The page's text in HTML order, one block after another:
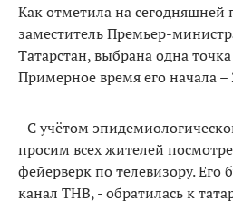
Как отметила на
заместитель Премьер-
Татарстан, выбрана одна
Примерное время его начала –
- С учётом
просим всех жителей
фейерверк по телевизору. Его
канал ТНВ, - обратилась к